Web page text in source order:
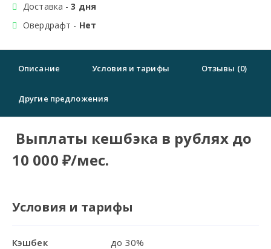
Доставка -3 дня
Овердрафт - Нет
Описание Условия и тарифы Отзывы (0)
Другие предложения
Выплаты кешбэка в рублях до
10 000 ₽/мес.
Условия и тарифы
Кэшбек до 30%